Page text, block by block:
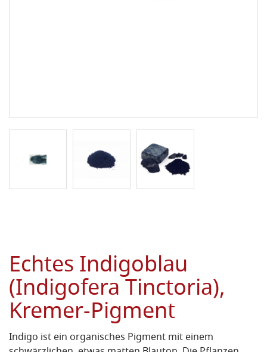
Echtes Indigoblau
(Indigofera Tinctoria),
Kremer-Pigment
Indigo ist ein organisches Pigment mit einem